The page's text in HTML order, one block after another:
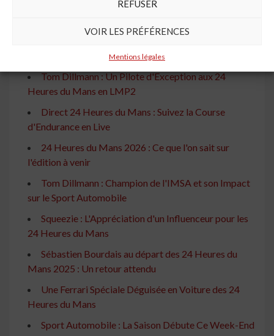
REFUSER
VOIR LES PRÉFÉRENCES
Mentions légales
Tom Dillmann : Un Pilote d'Exception aux 24
Heures du Mans en LMP2
Direct 24 Heures du Mans : Suivez la Course
d'Endurance en Live
24 Heures du Mans 2026 : Ce que l'on sait sur
l'édition à venir
Tom Dillmann : Champion de l'IMSA et son Impact
sur le Sport Automobile
Squeezie : L'Appréciation d'un Influenceur pour les
24 Heures du Mans
Sébastien Bourdais au départ des 24 Heures du
Mans 2025 : Un retour attendu
Une Ferrari Spéciale Déguisée en Voiture des 24
Heures du Mans
Sport Automobile : La Saison Débute Ce Week-End